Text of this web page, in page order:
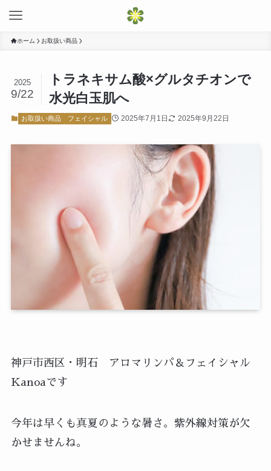
ホーム お取扱い商品
トラネキサム酸×グルタチオンで
水光白玉肌へ
2025
9/22
お取扱い商品 フェイシャル 2025年7月1日 2025年9月22日
神戸市西区・明石 アロマリンパ＆フェイシャル
Kanoaです
今年は早くも真夏のような暑さ。紫外線対策が欠
かせませんね。